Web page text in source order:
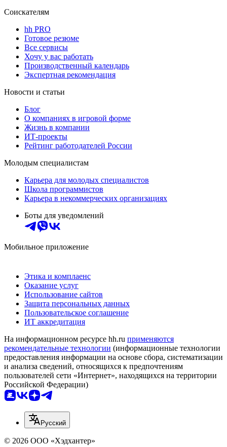
Соискателям
hh PRO
Готовое резюме
Все сервисы
Хочу у вас работать
Производственный календарь
Экспертная рекомендация
Новости и статьи
Блог
О компаниях в игровой форме
Жизнь в компании
ИТ-проекты
Рейтинг работодателей России
Молодым специалистам
Карьера для молодых специалистов
Школа программистов
Карьера в некоммерческих организациях
Боты для уведомлений
Мобильное приложение
Этика и комплаенс
Оказание услуг
Использование сайтов
Защита персональных данных
Пользовательское соглашение
ИТ аккредитация
На информационном ресурсе hh.ru применяются
рекомендательные технологии (информационные технологии
предоставления информации на основе сбора, систематизации
и анализа сведений, относящихся к предпочтениям
пользователей сети «Интернет», находящихся на территории
Российской Федерации)
Русский
© 2026 ООО «Хэдхантер»